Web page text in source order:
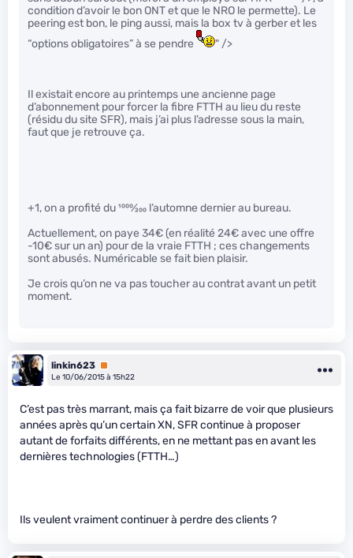
condition d’avoir le bon ONT et que le NRO le permette). Le
peering est bon, le ping aussi, mais la box tv à gerber et les
“options obligatoires” à se pendre
" />
Il existait encore au printemps une ancienne page
d’abonnement pour forcer la fibre FTTH au lieu du reste
(résidu du site SFR), mais j’ai plus l’adresse sous la main,
faut que je retrouve ça.
+1, on a profité du1000⁄200 l’automne dernier au bureau.
Actuellement, on paye 34€ (en réalité 24€ avec une offre
-10€ sur un an) pour de la vraie FTTH ; ces changements
sont abusés. Numéricable se fait bien plaisir.
Je crois qu’on ne va pas toucher au contrat avant un petit
moment.
linkin623 Premium
Le 10/06/2015 à 15h22
C’est pas très marrant, mais ça fait bizarre de voir que plusieurs
années après qu’un certain XN, SFR continue à proposer
autant de forfaits différents, en ne mettant pas en avant les
dernières technologies (FTTH…)
Ils veulent vraiment continuer à perdre des clients ?